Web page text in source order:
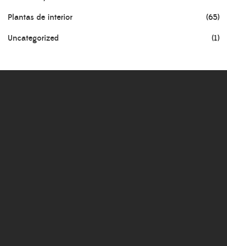
Plantas de interior (65)
Uncategorized (1)